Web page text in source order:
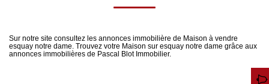
NOTRE AGENCE
Qui Sommes-Nous
Notre Équipe
Sur notre site consultez les annonces immobilière de Maison à vendre
esquay notre dame. Trouvez votre Maison sur esquay notre dame grâce aux
annonces immobilières de Pascal Blot Immobilier.